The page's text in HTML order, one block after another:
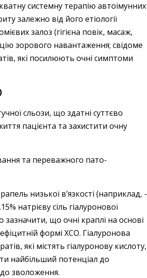
системну терапію автоімунних
залежно від його етіології
залоз (гігієна повік, масаж,
зорового навантаження; свідоме
які посилюють очні симптоми
сльози, що здатні суттєво
пацієнта та захистити очну
та переважного пато­
низької в’язкості (наприклад,
натрієву сіль гіалуронової
що очні краплі на основі
формі ХСО. Гіалу­ронова
які містять гіалуронову кислоту,
найбільший потенціал до
зволоження.